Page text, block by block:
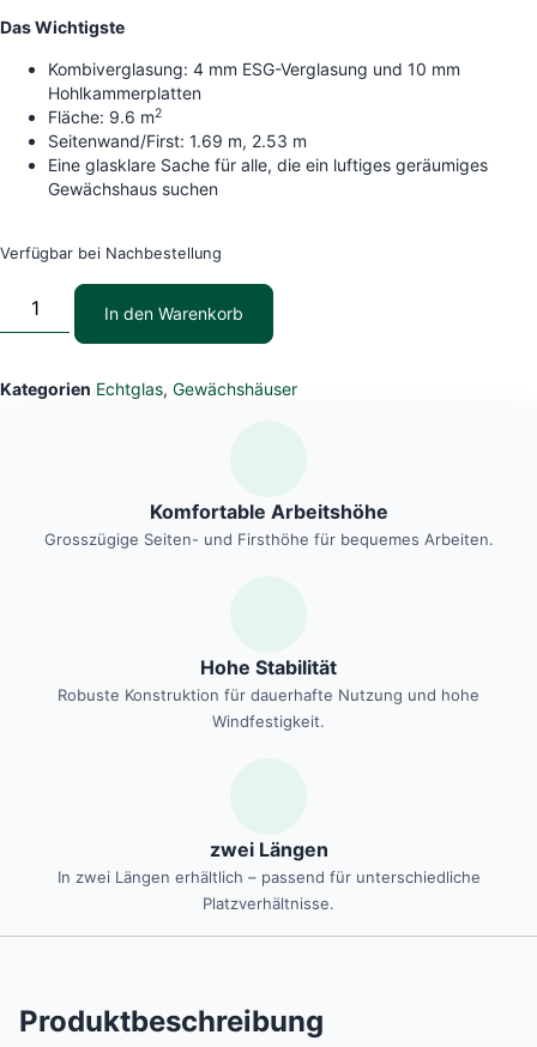
Das Wichtigste
Kombiverglasung: 4 mm ESG-Verglasung und 10 mm
Hohlkammerplatten
Fläche: 9.6 m2
Seitenwand/First: 1.69 m, 2.53 m
Eine glasklare Sache für alle, die ein luftiges geräumiges
Gewächshaus suchen
Verfügbar bei Nachbestellung
In den Warenkorb
Kategorien Echtglas, Gewächshäuser
Komfortable Arbeitshöhe
Grosszügige Seiten- und Firsthöhe für bequemes Arbeiten.
Hohe Stabilität
Robuste Konstruktion für dauerhafte Nutzung und hohe
Windfestigkeit.
zwei Längen
In zwei Längen erhältlich – passend für unterschiedliche
Platzverhältnisse.
Produktbeschreibung